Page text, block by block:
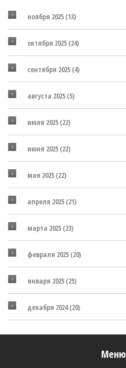
ноября 2025 (13)
октября 2025 (24)
сентября 2025 (4)
августа 2025 (5)
июля 2025 (22)
июня 2025 (22)
мая 2025 (22)
апреля 2025 (21)
марта 2025 (23)
февраля 2025 (20)
января 2025 (25)
декабря 2024(20)
Меню